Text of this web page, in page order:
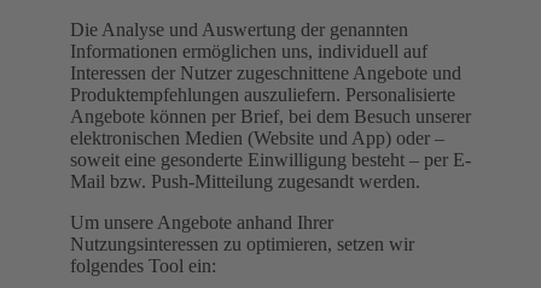
Die Analyse und Auswertung der genannten
Informationen ermöglichen uns, individuell auf
Interessen der Nutzer zugeschnittene Angebote und
Produktempfehlungen auszuliefern. Personalisierte
Angebote können per Brief, bei dem Besuch unserer
elektronischen Medien (Website und App) oder –
soweit eine gesonderte Einwilligung besteht – per E-
Mail bzw. Push-Mitteilung zugesandt werden.
Um unsere Angebote anhand Ihrer
Nutzungsinteressen zu optimieren, setzen wir
folgendes Tool ein: